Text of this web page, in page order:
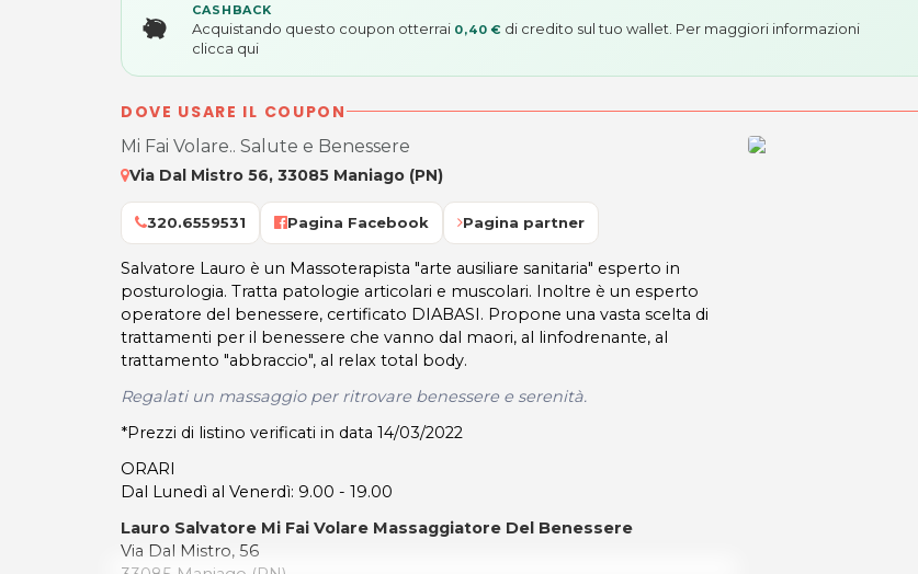
CASHBACK
Acquistando questo coupon otterrai 0,40 € di credito sul tuo wallet. Per maggiori informazioni
clicca qui
DOVE USARE IL COUPON
Mi Fai Volare.. Salute e Benessere
Via Dal Mistro 56, 33085 Maniago (PN)
320.6559531 Pagina Facebook Pagina partner
Salvatore Lauro è un Massoterapista "arte ausiliare sanitaria" esperto in
posturologia. Tratta patologie articolari e muscolari. Inoltre è un esperto
operatore del benessere, certificato DIABASI. Propone una vasta scelta di
trattamenti per il benessere che vanno dal maori, al linfodrenante, al
trattamento "abbraccio", al relax total body.
Regalati un massaggio per ritrovare benessere e serenità.
*Prezzi di listino verificati in data 14/03/2022
ORARI
Dal Lunedì al Venerdì: 9.00 - 19.00
Lauro Salvatore Mi Fai Volare Massaggiatore Del Benessere
Via Dal Mistro, 56